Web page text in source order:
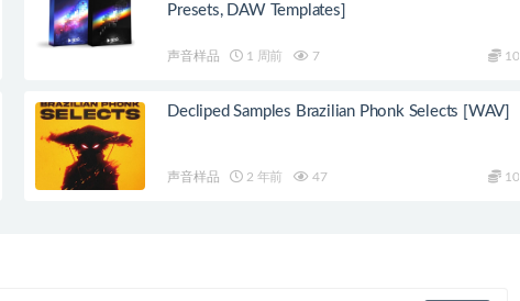
Presets, DAW Templates]
声音样品 1 周前 7 10
Decliped Samples Brazilian Phonk Selects [WAV]
声音样品 2 年前 47 10